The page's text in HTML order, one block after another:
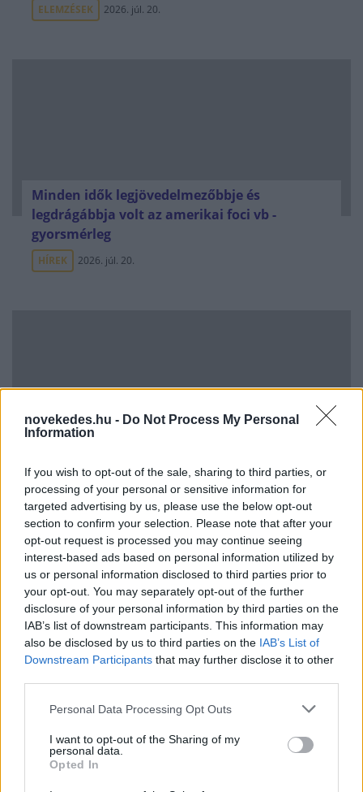
novekedes.hu - Do Not Process My Personal
Information
If you wish to opt-out of the sale, sharing to third parties, or
processing of your personal or sensitive information for
targeted advertising by us, please use the below opt-out
section to confirm your selection. Please note that after your
opt-out request is processed you may continue seeing
interest-based ads based on personal information utilized by
us or personal information disclosed to third parties prior to
your opt-out. You may separately opt-out of the further
disclosure of your personal information by third parties on the
IAB’s list of downstream participants. This information may
also be disclosed by us to third parties on the IAB’s List of
Downstream Participants that may further disclose it to other
Please note that this website/app uses one or more Google
not limited to your visit or usage behaviour. You may click to
grant or deny consent to Google and its third-party tags to
use your data for below specified purposes in below Google
Personal Data Processing Opt Outs
I want to opt-out of the Sharing of my
personal data.
Opted In
ELEMZÉSEK 2026. júl. 20.
Minden idők legjövedelmezőbbje és
legdrágábbja volt az amerikai foci vb -
gyorsmérleg
HÍREK 2026. júl. 20.
Mi lett Alain Delon vagyonával? Adóhatósági
csavar a sztoriban
HÍREK 2026. júl. 19.
FRISS HÍREK
Olcsóbbak lettek a balatoni új ingatlanok,
Borsodban megmagyarázhatatlan a
drágulás